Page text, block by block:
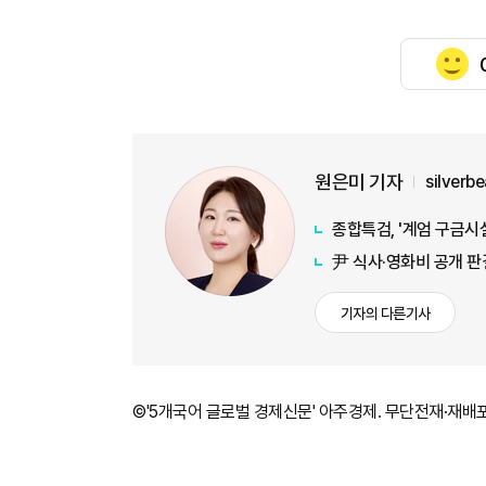
원은미 기자
종합특검, '계엄 구금시
尹 식사·영화비 공개
기자의 다른기사
©'5개국어 글로벌 경제신문' 아주경제. 무단전재·재배